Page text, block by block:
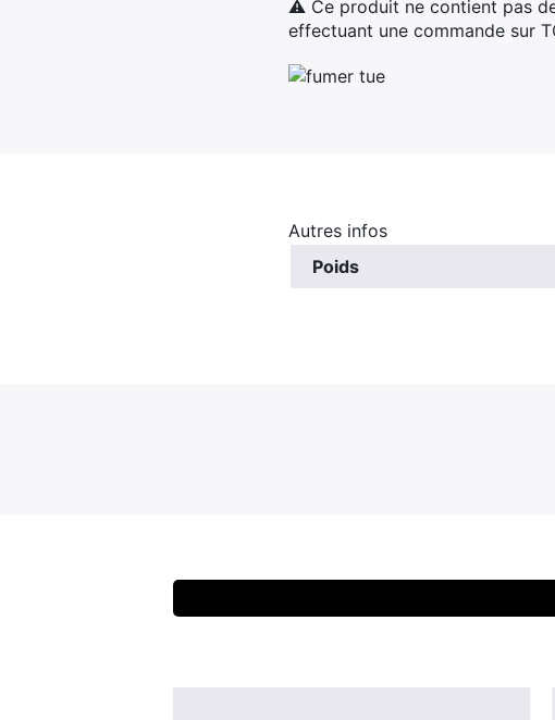
⚠ Ce produit ne contient pas
effectuant une commande sur
Autres infos
Poids